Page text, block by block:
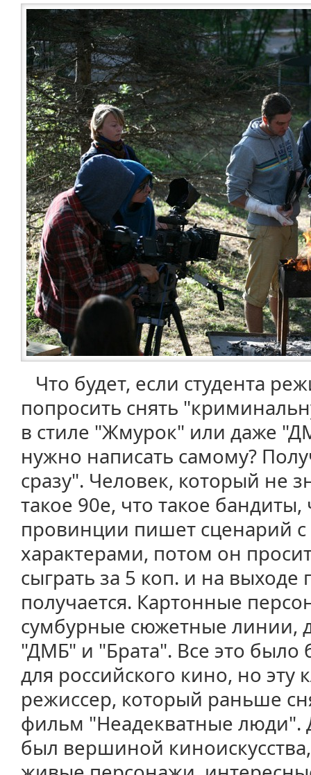
Что будет, если студента
попросить снять
в стиле "Жмурок" или даже
нужно написать самому?
сразу". Человек, который не
такое 90е, что такое
провинции пишет сценарий
характерами, потом он
сыграть за 5 коп. и на выходе
получается. Картонные
сумбурные сюжетные линии,
"ДМБ" и "Брата". Все это было
для российского кино, но эту
режиссер, который раньше
фильм "Неадекватные люди".
был вершиной